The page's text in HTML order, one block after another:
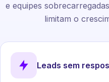
e equipes
limitam o
Leads sem